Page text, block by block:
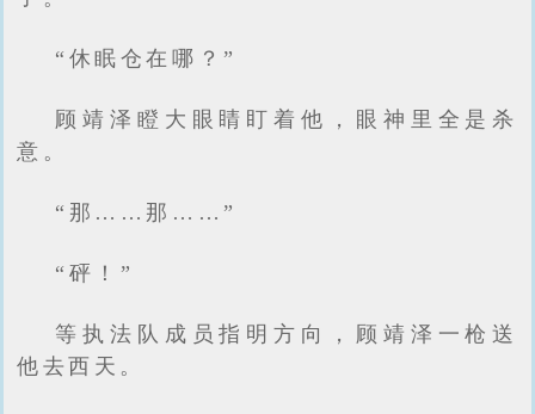
“休眠仓在哪？”
顾靖泽瞪大眼睛盯着他，眼神里全是杀
意。
“那……那……”
“砰！”
等执法队成员指明方向，顾靖泽一枪送
他去西天。